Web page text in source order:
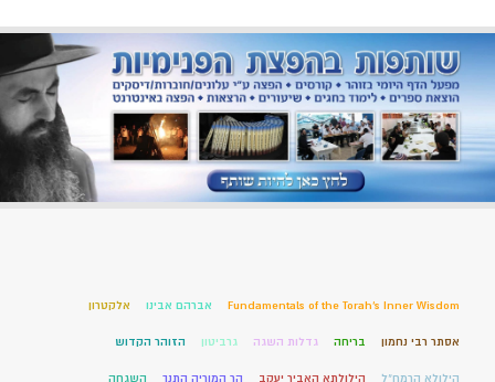
Fundamentals of the Torah’s Inner Wisdom אברהם אבינו אלקטרון
אסתר רבי נחמון בריחה גדלות השגה גרביטון הזוהר הקדוש
הילולא הרמח"ל הילולתא האביר יעקב הר המוריה התנך השגחה